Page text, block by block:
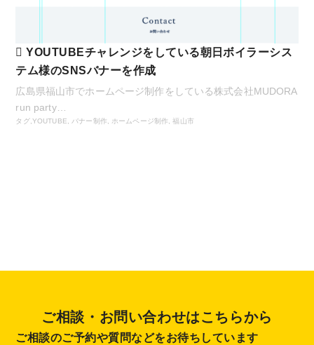
YOUTUBEチャレンジをしている朝日ボイラーシス
テム様のSNSバナーを作成
広島県福山市でホームページ制作をしている株式会社MUDORA
run party…
タグ, YOUTUBE バナー制作 ホームページ制作 ,福山市
ご相談・お問い合わせはこちらから
ご相談のご予約や質問などをお待ちしています